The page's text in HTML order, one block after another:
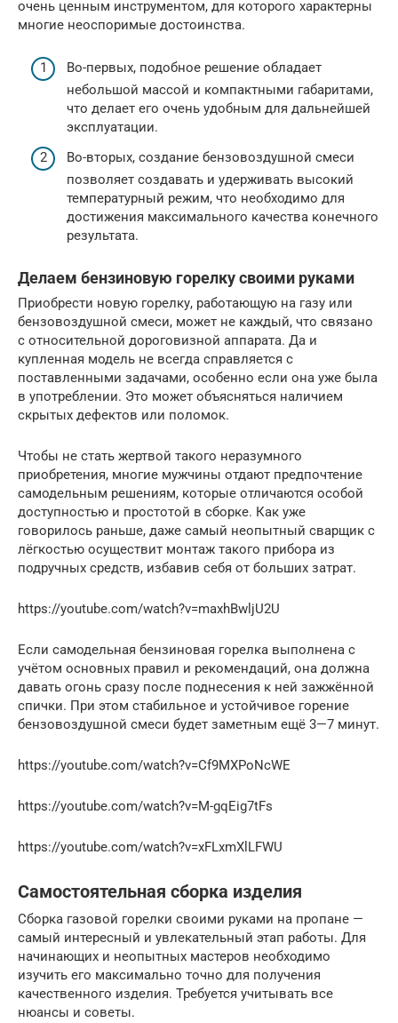
очень ценным инструментом, для которого характерны
многие неоспоримые достоинства.
Во-первых, подобное решение обладает
небольшой массой и компактными габаритами,
что делает его очень удобным для дальнейшей
эксплуатации.
Во-вторых, создание бензовоздушной смеси
позволяет создавать и удерживать высокий
температурный режим, что необходимо для
достижения максимального качества конечного
результата.
Делаем бензиновую горелку своими руками
Приобрести новую горелку, работающую на газу или
бензовоздушной смеси, может не каждый, что связано
с относительной дороговизной аппарата. Да и
купленная модель не всегда справляется с
поставленными задачами, особенно если она уже была
в употреблении. Это может объясняться наличием
скрытых дефектов или поломок.
Чтобы не стать жертвой такого неразумного
приобретения, многие мужчины отдают предпочтение
самодельным решениям, которые отличаются особой
доступностью и простотой в сборке. Как уже
говорилось раньше, даже самый неопытный сварщик с
лёгкостью осуществит монтаж такого прибора из
подручных средств, избавив себя от больших затрат.
https://youtube.com/watch?v=maxhBwljU2U
Если самодельная бензиновая горелка выполнена с
учётом основных правил и рекомендаций, она должна
давать огонь сразу после поднесения к ней зажжённой
спички. При этом стабильное и устойчивое горение
бензовоздушной смеси будет заметным ещё 3—7 минут.
https://youtube.com/watch?v=Cf9MXPoNcWE
https://youtube.com/watch?v=M-gqEig7tFs
https://youtube.com/watch?v=xFLxmXlLFWU
Самостоятельная сборка изделия
Сборка газовой горелки своими руками на пропане —
самый интересный и увлекательный этап работы. Для
начинающих и неопытных мастеров необходимо
изучить его максимально точно для получения
качественного изделия. Требуется учитывать все
нюансы и советы.